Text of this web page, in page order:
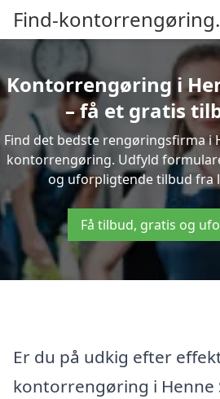
Find-
Kontorrengøring i
– få et gratis
Find det bedste rengøringsfirma i
kontorrengøring. Udfyld
og uforpligtende tilbud fra
Få tilbud, gratis og
Er du på udkig efter
kontorrengøring i Henne